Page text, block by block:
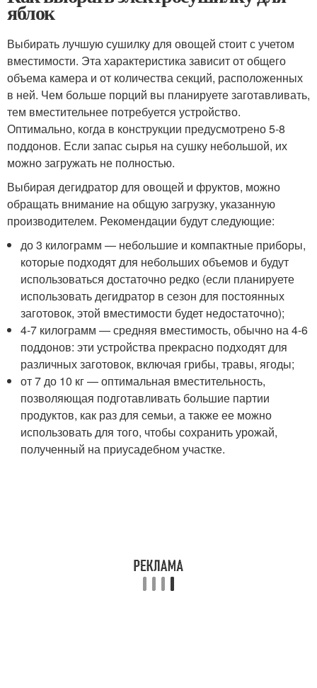
яблок
Выбирать лучшую сушилку для овощей стоит с учетом
вместимости. Эта характеристика зависит от общего
объема камера и от количества секций, расположенных
в ней. Чем больше порций вы планируете заготавливать,
тем вместительнее потребуется устройство.
Оптимально, когда в конструкции предусмотрено 5-8
поддонов. Если запас сырья на сушку небольшой, их
можно загружать не полностью.
Выбирая дегидратор для овощей и фруктов, можно
обращать внимание на общую загрузку, указанную
производителем. Рекомендации будут следующие:
до 3 килограмм — небольшие и компактные приборы,
которые подходят для небольших объемов и будут
использоваться достаточно редко (если планируете
использовать дегидратор в сезон для постоянных
заготовок, этой вместимости будет недостаточно);
4-7 килограмм — средняя вместимость, обычно на 4-6
поддонов: эти устройства прекрасно подходят для
различных заготовок, включая грибы, травы, ягоды;
от 7 до 10 кг — оптимальная вместительность,
позволяющая подготавливать большие партии
продуктов, как раз для семьи, а также ее можно
использовать для того, чтобы сохранить урожай,
полученный на приусадебном участке.